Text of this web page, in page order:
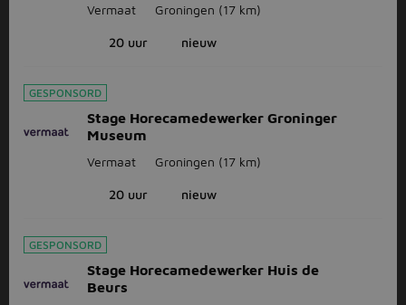
Vermaat Groningen (17 km)
20 uur nieuw
GESPONSORD
Stage Horecamedewerker Groninger
Museum
Vermaat Groningen (17 km)
20 uur nieuw
GESPONSORD
Stage Horecamedewerker Huis de
Beurs